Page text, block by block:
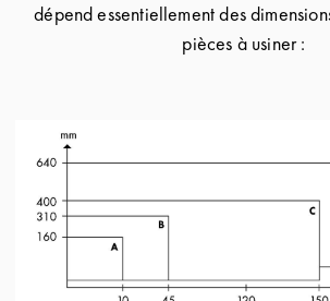
dépend essentiellement des
pièces à usiner :